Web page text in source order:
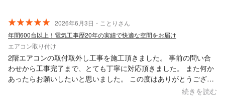
2026年6月3日・ことりさん
年間600台以上！電気工事歴20年の実績で快適な空間をお届け
エアコン取り付け
2階エアコンの取付取外し工事を施工頂きました。 事前の問い合
わせから工事完了まで、とても丁寧に対応頂きました。 また何か
あったらお願いしたいと思いました。 この度はありがとうござい
続きを読む